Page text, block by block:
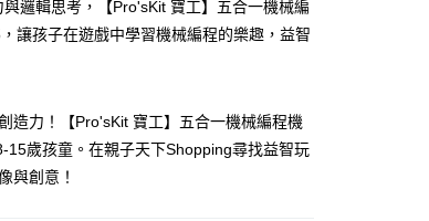
】
你分期」，訂單成立後會自動跳轉到大哥付的交易
選擇欲分期的期數、繳款截止日，確認付款後即
數及費用金額請依後續交易確認頁面所載為準。
未前往確認交易或遇審核未通過，訂單將自動取
」】
到商品之後才付款」的支付方式。 讓您購物簡單
、不需綁卡、不需儲值。
邏輯思考，【Pro'sKit 寶工】五合一機械編
讓孩子在遊戲中學習機械編程的樂趣，益智
造力！【Pro'sKit 寶工】五合一機械編程機
15歲孩童。在親子天下Shopping尋找益智玩
與創意！